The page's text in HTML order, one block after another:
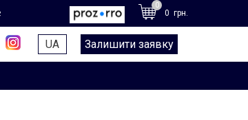
0
0 грн.
UA Залишити заявку